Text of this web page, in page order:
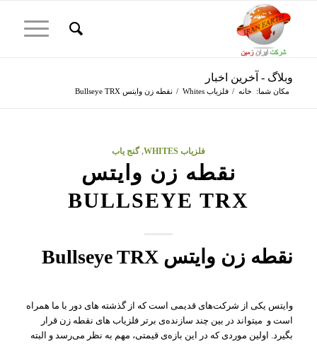
وبلاگ - آخرین اخبار
مکان شما: خانه / فلزیاب Whites / نقطه زن وایتس Bullseye TRX
فلزیاب WHITES ,گنج یاب
نقطه زن وایتس
BULLSEYE TRX
نقطه زن وایتس Bullseye TRX
وایتس یکی از شرکت‌های قدیمی است که از گذشته های دور با ما همراه
است و میتواند در بین چند سازنده‌ی برتر فلزیاب های نقطه زن قرار
بگیرد. اولین موردی که در این بازه‌ی قیمتی، مهم به نظر می‌رسد و البته